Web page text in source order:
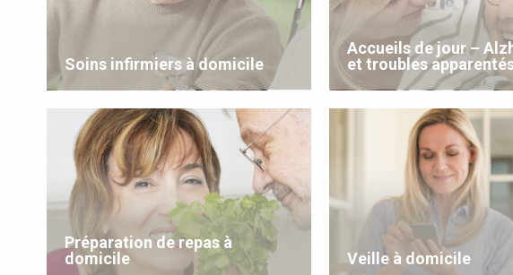
Soins infirmiers à domicile
Accueils de jour –
et troubles
Préparation de repas à
domicile
Veille à domicile